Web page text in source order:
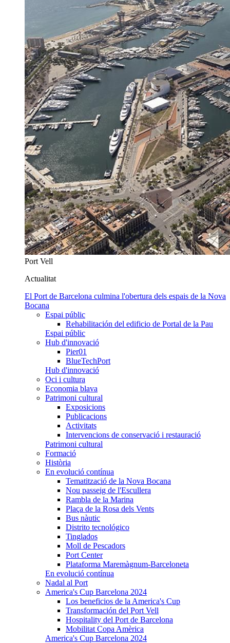
Port Vell
Actualitat
El Port de Barcelona culmina l'obertura dels espais de la Nova
Bocana
Espai públic
Rehabilitación del edificio de Portal de la Pau
Espai públic
Hub d'innovació
Pier01
BlueTechPort
Hub d'innovació
Oci i cultura
Economia blava
Patrimoni cultural
Exposicions
Publicacions
Activitats
Intervencions de conservació i restauració
Patrimoni cultural
Formació
Història
En evolució contínua
Tematització de la Nova Bocana
Nou passeig de l'Escullera
Rambla de la Marina
Plaça de la Rosa dels Vents
Bus nàutic
Distrito tecnológico
Tinglados
Moll de Pescadors
Port Center
Plataforma Maremàgnum-Barceloneta
En evolució contínua
Nadal al Port
America's Cup Barcelona 2024
Los beneficios de la America's Cup
Transformación del Port Vell
Hospitality del Port de Barcelona
Mobilitat Copa Amèrica
America's Cup Barcelona 2024